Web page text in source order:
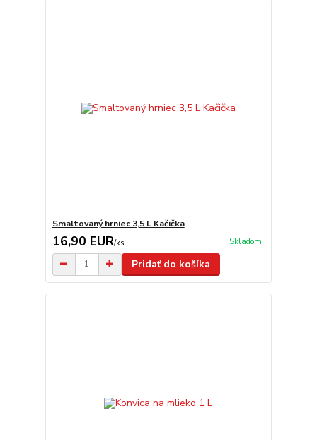
Smaltovaný hrniec 3,5 L Kačička
16,90 EUR/ks Skladom
Pridať do košíka